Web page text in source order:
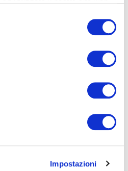
Impostazioni